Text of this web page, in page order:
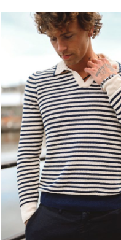
KR1
400.00.
KR700.00.